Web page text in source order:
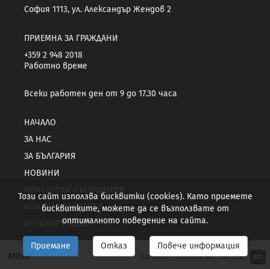
МВнР Начало Карта на сайта
София 1113, ул. Александър Жендов 2
ПРИЕМНА ЗА ГРАЖДАНИ
+359 2 948 2018
Работно време
Всеки работен ден от 9 до 17.30 часа
НАЧАЛО
ЗА НАС
ЗА БЪЛГАРИЯ
НОВИНИ
КОНСУЛСКИ СЪОБЩЕНИЯ
КОНСУЛСКИ УСЛУГИ
АНТИКОРУПЦИЯ
Този сайт използва бисквитки (cookies). Като приемете
бисквитките, можете да се възползвате от
оптималното поведение на сайта.
Приемане Отказ Повече информация